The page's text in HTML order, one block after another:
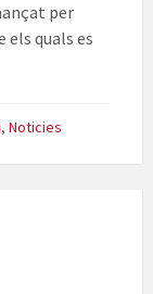
per
els quals es
, Noticies